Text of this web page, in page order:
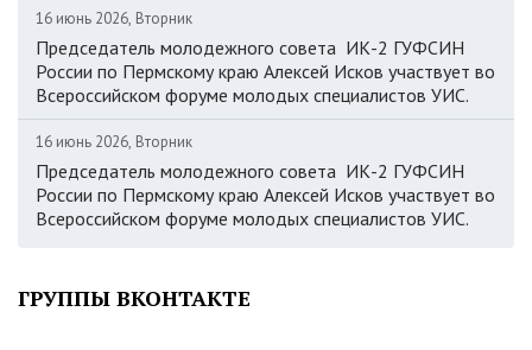
16 июнь 2026, Вторник
Председатель молодежного совета ИК-2 ГУФСИН
России по Пермскому краю Алексей Исков участвует во
Всероссийском форуме молодых специалистов УИС.
16 июнь 2026, Вторник
Председатель молодежного совета ИК-2 ГУФСИН
России по Пермскому краю Алексей Исков участвует во
Всероссийском форуме молодых специалистов УИС.
ГРУППЫ ВКОНТАКТЕ